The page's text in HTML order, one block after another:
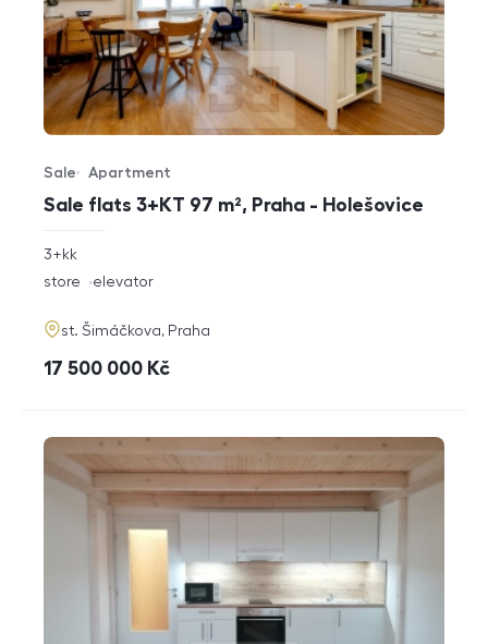
Sale flats 3+KT 97 m², Praha - Holešovice
Offer type
Sale
Property type
Apartment
rozměry
disposition
3+kk
funkce
store elevator
adresa
st. Šimáčkova, Praha
cena
17 500 000 Kč